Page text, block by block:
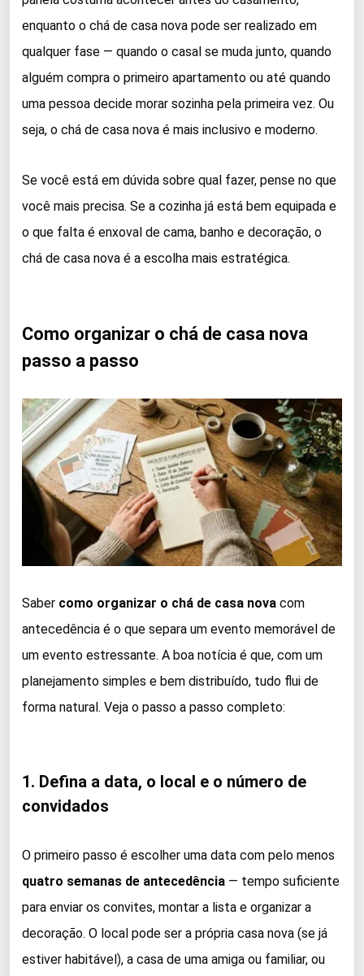
enquanto o chá de casa nova pode ser realizado em
qualquer fase — quando o casal se muda junto, quando
alguém compra o primeiro apartamento ou até quando
uma pessoa decide morar sozinha pela primeira vez. Ou
seja, o chá de casa nova é mais inclusivo e moderno.
Se você está em dúvida sobre qual fazer, pense no que
você mais precisa. Se a cozinha já está bem equipada e
o que falta é enxoval de cama, banho e decoração, o
chá de casa nova é a escolha mais estratégica.
Como organizar o chá de casa nova
passo a passo
Saber como organizar o chá de casa nova com
antecedência é o que separa um evento memorável de
um evento estressante. A boa notícia é que, com um
planejamento simples e bem distribuído, tudo flui de
forma natural. Veja o passo a passo completo:
1. Defina a data, o local e o número de
convidados
O primeiro passo é escolher uma data com pelo menos
quatro semanas de antecedência — tempo suficiente
para enviar os convites, montar a lista e organizar a
decoração. O local pode ser a própria casa nova (se já
estiver habitável), a casa de uma amiga ou familiar, ou